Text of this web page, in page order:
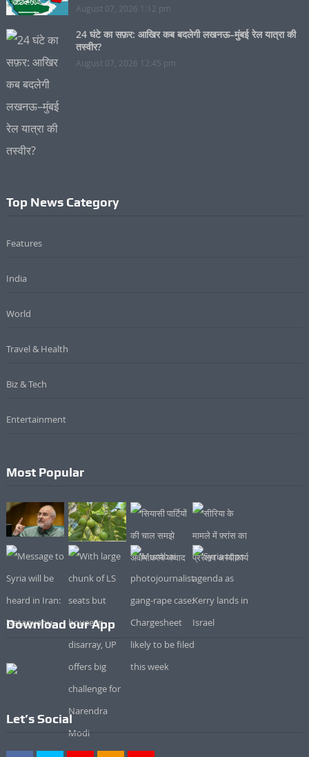
August 07, 2026 1:12 pm
24 घंटे का सफ़र: आखिर कब बदलेगी लखनऊ–मुंबई रेल यात्रा की
तस्वीर?
August 07, 2026 12:45 pm
Top News Category
Features
India
World
Travel & Health
Biz & Tech
Entertainment
Most Popular
Download our App
Let’s Social